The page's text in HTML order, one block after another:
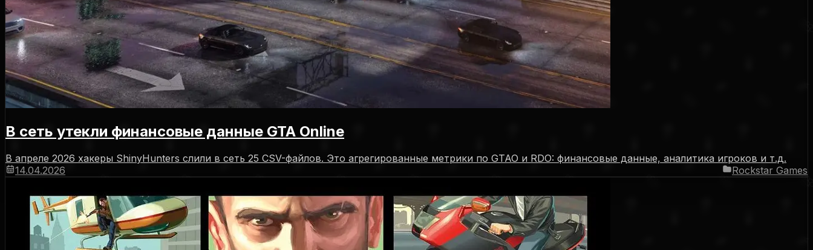
В сеть утекли финансовые данные GTA Online
В апреле 2026 хакеры ShinyHunters слили в сеть 25 CSV-файлов. Это агрегированные метрики по GTAO и RDO: финансовые данные, аналитика игроков и т.д.
14.04.2026
Rockstar Games